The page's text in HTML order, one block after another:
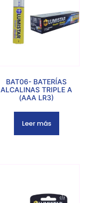
BAT06- BATERÍAS
ALCALINAS TRIPLE A
(AAA LR3)
Leer más